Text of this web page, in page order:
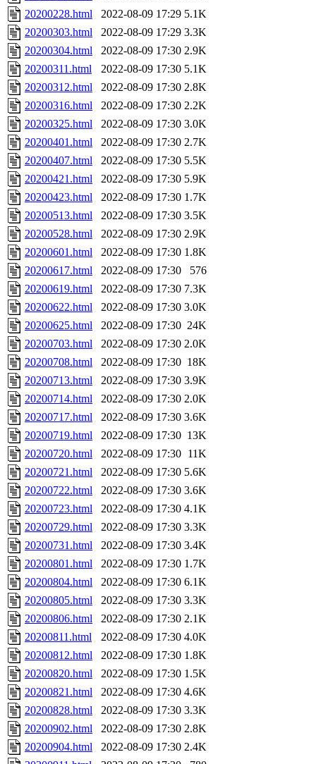
20200228.html
2022-08-09 17:29 5.1K
20200303.html
2022-08-09 17:29 3.3K
20200304.html
2022-08-09 17:30 2.9K
20200311.html
2022-08-09 17:30 5.1K
20200312.html
2022-08-09 17:30 2.8K
20200316.html
2022-08-09 17:30 2.2K
20200325.html
2022-08-09 17:30 3.0K
20200401.html
2022-08-09 17:30 2.7K
20200407.html
2022-08-09 17:30 5.5K
20200421.html
2022-08-09 17:30 5.9K
20200423.html
2022-08-09 17:30 1.7K
20200513.html
2022-08-09 17:30 3.5K
20200528.html
2022-08-09 17:30 2.9K
20200601.html
2022-08-09 17:30 1.8K
20200617.html
2022-08-09 17:30
576
20200619.html
2022-08-09 17:30 7.3K
20200622.html
2022-08-09 17:30 3.0K
20200625.html
2022-08-09 17:30 24K
20200703.html
2022-08-09 17:30 2.0K
20200708.html
2022-08-09 17:30 18K
20200713.html
2022-08-09 17:30 3.9K
20200714.html
2022-08-09 17:30 2.0K
20200717.html
2022-08-09 17:30 3.6K
20200719.html
2022-08-09 17:30 13K
20200720.html
2022-08-09 17:30 11K
20200721.html
2022-08-09 17:30 5.6K
20200722.html
2022-08-09 17:30 3.6K
20200723.html
2022-08-09 17:30 4.1K
20200729.html
2022-08-09 17:30 3.3K
20200731.html
2022-08-09 17:30 3.4K
20200801.html
2022-08-09 17:30 1.7K
20200804.html
2022-08-09 17:30 6.1K
20200805.html
2022-08-09 17:30 3.3K
20200806.html
2022-08-09 17:30 2.1K
20200811.html
2022-08-09 17:30 4.0K
20200812.html
2022-08-09 17:30 1.8K
20200820.html
2022-08-09 17:30 1.5K
20200821.html
2022-08-09 17:30 4.6K
20200828.html
2022-08-09 17:30 3.3K
20200902.html
2022-08-09 17:30 2.8K
20200904.html
2022-08-09 17:30 2.4K